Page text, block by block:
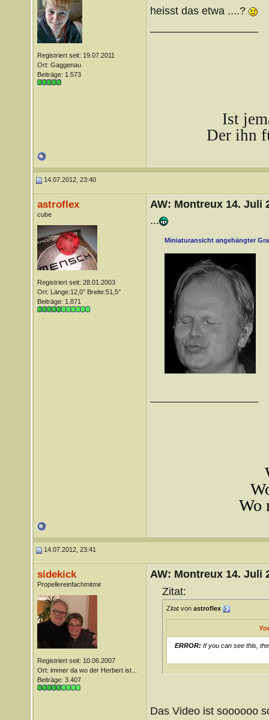
Registriert seit: 19.07.2011
Ort: Gaggenau
Beiträge: 1.573
heisst das etwa ....?
Ist
Der ihn
14.07.2012, 23:40
astroflex
cube
Registriert seit: 28.01.2003
Ort: Länge:12,0° Breite:51,5°
Beiträge: 1.871
AW: Montreux 14. Juli
...
Miniaturansicht angehängter
Wo
14.07.2012, 23:41
sidekick
Propellereinfachmitmir
Registriert seit: 10.06.2007
Ort: immer da wo der Herbert ist...
Beiträge: 3.407
AW: Montreux 14. Juli
Zitat:
Zitat von astroflex
ERROR: If you can see this,
Das Video ist soooooo